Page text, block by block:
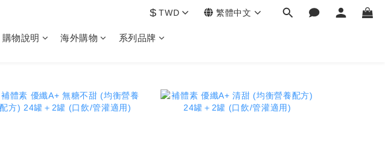
$ TWD 繁體中文
購物說明 海外購物 系列品牌